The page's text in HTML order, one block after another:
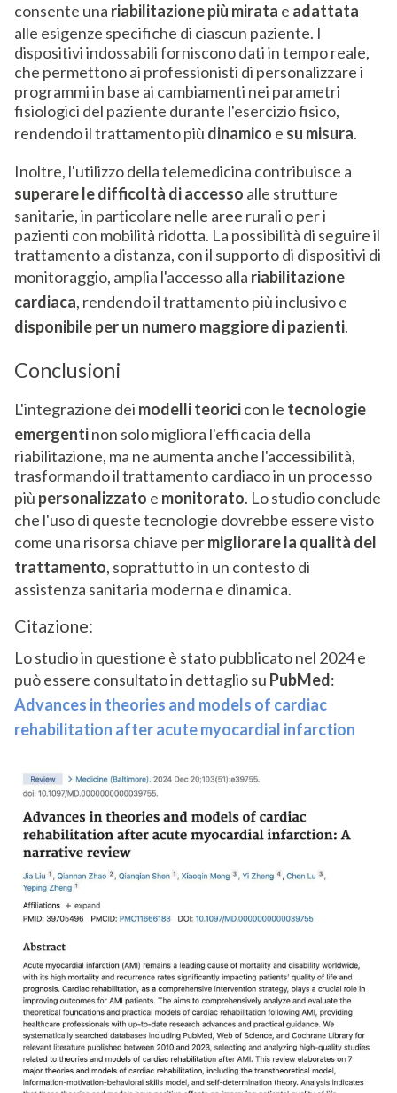
consente una riabilitazione più mirata e adattata
alle esigenze specifiche di ciascun paziente. I
dispositivi indossabili forniscono dati in tempo reale,
che permettono ai professionisti di personalizzare i
programmi in base ai cambiamenti nei parametri
fisiologici del paziente durante l'esercizio fisico,
rendendo il trattamento più dinamico e su misura.
Inoltre, l'utilizzo della telemedicina contribuisce a
superare le difficoltà di accesso alle strutture
sanitarie, in particolare nelle aree rurali o per i
pazienti con mobilità ridotta. La possibilità di seguire il
trattamento a distanza, con il supporto di dispositivi di
monitoraggio, amplia l'accesso alla riabilitazione
cardiaca, rendendo il trattamento più inclusivo e
disponibile per un numero maggiore di pazienti.
Conclusioni
L'integrazione dei modelli teoricicon le tecnologie
emergentinon solo migliora l'efficacia della
riabilitazione, ma ne aumenta anche l'accessibilità,
trasformando il trattamento cardiaco in un processo
più personalizzato e monitorato. Lo studio conclude
che l'uso di queste tecnologie dovrebbe essere visto
come una risorsa chiave permigliorare la qualità del
trattamento, soprattutto in un contesto di
assistenza sanitaria moderna e dinamica.
Citazione:
Lo studio in questione è stato pubblicato nel 2024 e
può essere consultato in dettaglio su PubMed:
Advances in theories and models of cardiac
rehabilitation after acute myocardial infarction